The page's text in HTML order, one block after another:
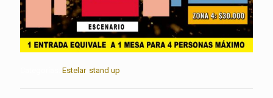
Estelar, stand up